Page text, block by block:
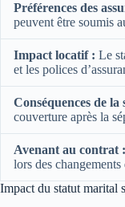
Préférences des
peuvent être soumis
Impact locatif : Le
et les polices
Conséquences de la
couverture après la
Avenant au contrat :
lors des changements
Impact du statut marital